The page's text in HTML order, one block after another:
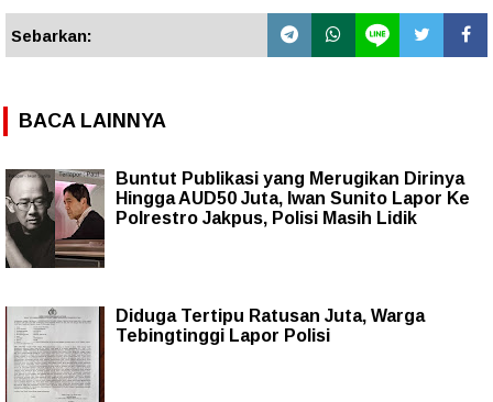
Sebarkan:
BACA LAINNYA
Buntut Publikasi yang Merugikan Dirinya
Hingga AUD50 Juta, Iwan Sunito Lapor Ke
Polrestro Jakpus, Polisi Masih Lidik
Diduga Tertipu Ratusan Juta, Warga
Tebingtinggi Lapor Polisi